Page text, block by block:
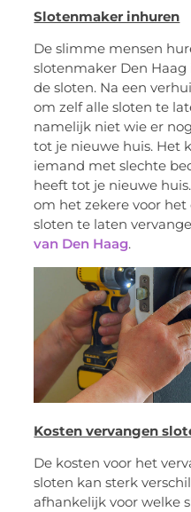
Slotenmaker inhuren
De slimme mensen
slotenmaker Den
de sloten. Na een
om zelf alle sloten te
namelijk niet wie er
tot je nieuwe huis. Het
iemand met slechte
heeft tot je nieuwe
om het zekere voor
sloten te laten
van Den Haag.
Kosten vervangen
De kosten voor het
sloten kan sterk
afhankelijk voor welke